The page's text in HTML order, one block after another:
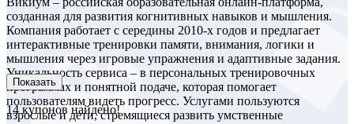
созданная для развития когнитивных навыков и мышления.
Компания работает с середины 2010‑х годов и предлагает
интерактивные тренировки памяти, внимания, логики и
мышления через игровые упражнения и адаптивные задания.
Уникальность сервиса – в персональных тренировочных
программах и понятной подаче, которая помогает
пользователям видеть прогресс. Услугами пользуются
взрослые и дети, стремящиеся развить умственные
Показать
14купонов найдено!